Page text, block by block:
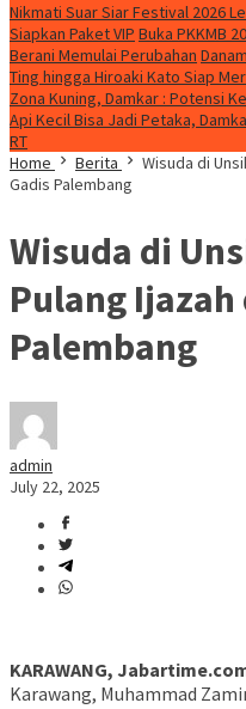
Nikmati Suar Siar Festival 2026
Siapkan Paket VIP Buka PKKMB
Berani Memulai Perubahan
Ting hingga Hiroaki Kato Siap
Zona Kuning, Damkar : Potensi
Api Kecil Bisa Jadi Petaka,
RT
Home
Berita
Wisuda di
Gadis Palembang
Wisuda di
Pulang
Palembang
admin
July 22, 2025
KARAWANG,
Karawang, Muhammad